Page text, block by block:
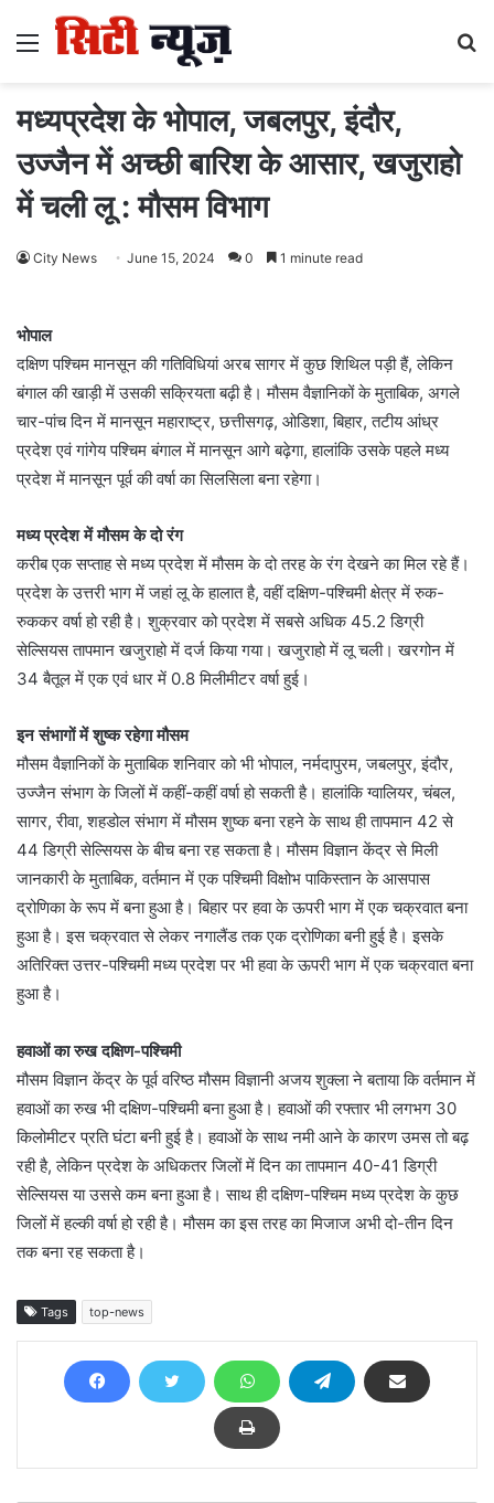
Menu
मध्यप्रदेश के भोपाल, जबलपुर, इंदौर,
उज्जैन में अच्छी बारिश के आसार, खजुराहो
में चली लू : मौसम विभाग
City News June 15, 2024 0 1 minute read
भोपाल
दक्षिण पश्चिम मानसून की गतिविधियां अरब सागर में कुछ शिथिल पड़ी हैं, लेकिन
बंगाल की खाड़ी में उसकी सक्रियता बढ़ी है। मौसम वैज्ञानिकों के मुताबिक, अगले
चार-पांच दिन में मानसून महाराष्ट्र, छत्तीसगढ़, ओडिशा, बिहार, तटीय आंध्र
प्रदेश एवं गांगेय पश्चिम बंगाल में मानसून आगे बढ़ेगा, हालांकि उसके पहले मध्य
प्रदेश में मानसून पूर्व की वर्षा का सिलसिला बना रहेगा।
मध्य प्रदेश में मौसम के दो रंग
करीब एक सप्ताह से मध्य प्रदेश में मौसम के दो तरह के रंग देखने का मिल रहे हैं।
प्रदेश के उत्तरी भाग में जहां लू के हालात है, वहीं दक्षिण-पश्चिमी क्षेत्र में रुक-
रुककर वर्षा हो रही है। शुक्रवार को प्रदेश में सबसे अधिक 45.2 डिग्री
सेल्सियस तापमान खजुराहो में दर्ज किया गया। खजुराहो में लू चली। खरगोन में
34 बैतूल में एक एवं धार में 0.8 मिलीमीटर वर्षा हुई।
इन संभागों में शुष्क रहेगा मौसम
मौसम वैज्ञानिकों के मुताबिक शनिवार को भी भोपाल, नर्मदापुरम, जबलपुर, इंदौर,
उज्जैन संभाग के जिलों में कहीं-कहीं वर्षा हो सकती है। हालांकि ग्वालियर, चंबल,
सागर, रीवा, शहडोल संभाग में मौसम शुष्क बना रहने के साथ ही तापमान 42 से
44 डिग्री सेल्सियस के बीच बना रह सकता है। मौसम विज्ञान केंद्र से मिली
जानकारी के मुताबिक, वर्तमान में एक पश्चिमी विक्षोभ पाकिस्तान के आसपास
द्रोणिका के रूप में बना हुआ है। बिहार पर हवा के ऊपरी भाग में एक चक्रवात बना
हुआ है। इस चक्रवात से लेकर नगालैंड तक एक द्रोणिका बनी हुई है। इसके
अतिरिक्त उत्तर-पश्चिमी मध्य प्रदेश पर भी हवा के ऊपरी भाग में एक चक्रवात बना
हुआ है।
हवाओं का रुख दक्षिण-पश्चिमी
मौसम विज्ञान केंद्र के पूर्व वरिष्ठ मौसम विज्ञानी अजय शुक्ला ने बताया कि वर्तमान में
हवाओं का रुख भी दक्षिण-पश्चिमी बना हुआ है। हवाओं की रफ्तार भी लगभग 30
किलोमीटर प्रति घंटा बनी हुई है। हवाओं के साथ नमी आने के कारण उमस तो बढ़
रही है, लेकिन प्रदेश के अधिकतर जिलों में दिन का तापमान 40-41 डिग्री
सेल्सियस या उससे कम बना हुआ है। साथ ही दक्षिण-पश्चिम मध्य प्रदेश के कुछ
जिलों में हल्की वर्षा हो रही है। मौसम का इस तरह का मिजाज अभी दो-तीन दिन
तक बना रह सकता है।
Tags top-news